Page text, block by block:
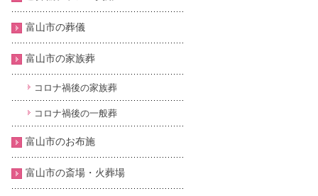
富山市の葬儀
富山市の家族葬
コロナ禍後の家族葬
コロナ禍後の一般葬
富山市のお布施
富山市の斎場・火葬場